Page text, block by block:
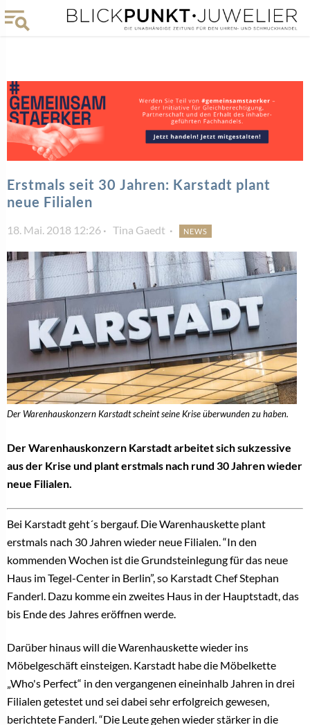
Erstmals seit 30 Jahren: Karstadt plant
neue Filialen
18. Mai. 2018 12:26 Tina Gaedt NEWS
Der Warenhauskonzern Karstadt scheint seine Krise überwunden zu haben.
Der Warenhauskonzern Karstadt arbeitet sich sukzessive
aus der Krise und plant erstmals nach rund 30 Jahren wieder
neue Filialen.
Bei Karstadt geht´s bergauf. Die Warenhauskette plant
erstmals nach 30 Jahren wieder neue Filialen. “In den
kommenden Wochen ist die Grundsteinlegung für das neue
Haus im Tegel-Center in Berlin”, so Karstadt Chef Stephan
Fanderl. Dazu komme ein zweites Haus in der Hauptstadt, das
bis Ende des Jahres eröffnen werde.
Darüber hinaus will die Warenhauskette wieder ins
Möbelgeschäft einsteigen. Karstadt habe die Möbelkette
„Who's Perfect“ in den vergangenen eineinhalb Jahren in drei
Filialen getestet und sei dabei sehr erfolgreich gewesen,
berichtete Fanderl. “Die Leute gehen wieder stärker in die